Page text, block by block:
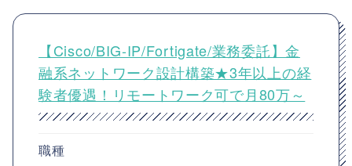
【Cisco/BIG-IP/Fortigate/業務委託】金
融系ネットワーク設計構築★3年以上の経
験者優遇！リモートワーク可で月80万～
職種